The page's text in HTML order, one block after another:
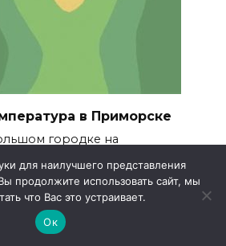
в Приморске
городке на
для наилучшего представления
продолжите использовать сайт, мы
что Вас это устраивает.
Ок